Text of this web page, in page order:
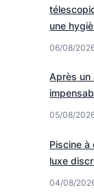
une
06/08/
Après un
05/08/
Piscine à
luxe
04/08/